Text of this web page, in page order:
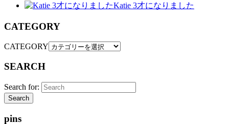
Katie 3才になりました
CATEGORY
CATEGORY
SEARCH
Search for:
Search
pins